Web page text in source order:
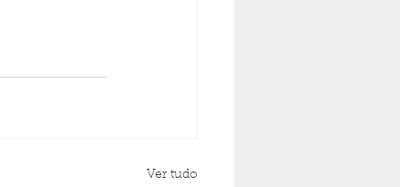
Ver tudo